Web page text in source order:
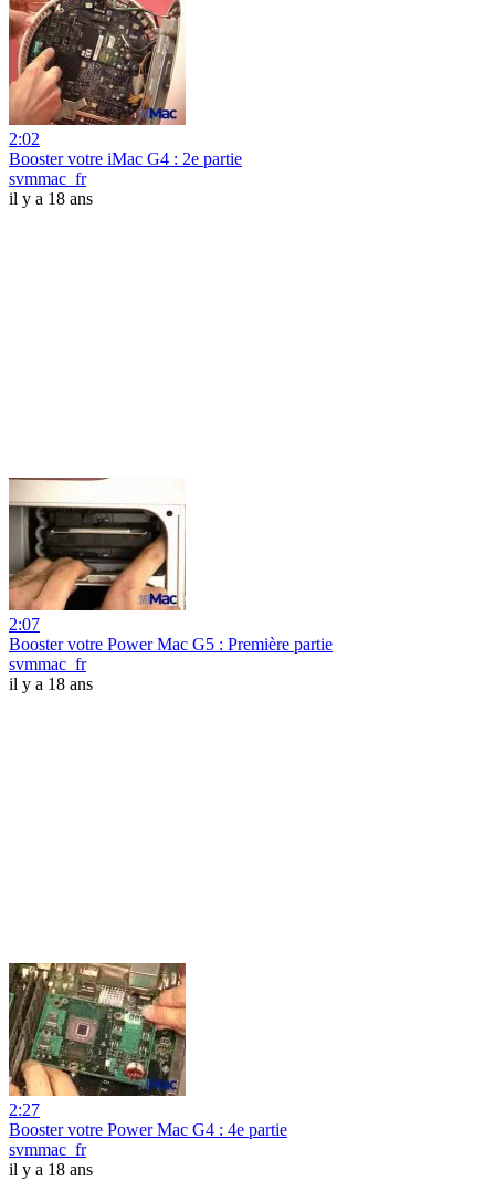
2:02
Booster votre iMac G4 : 2e partie
svmmac_fr
il y a 18 ans
2:07
Booster votre Power Mac G5 : Première partie
svmmac_fr
il y a 18 ans
2:27
Booster votre Power Mac G4 : 4e partie
svmmac_fr
il y a 18 ans